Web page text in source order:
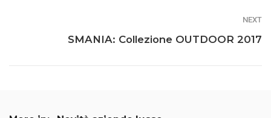
NEXT
SMANIA: Collezione OUTDOOR 2017